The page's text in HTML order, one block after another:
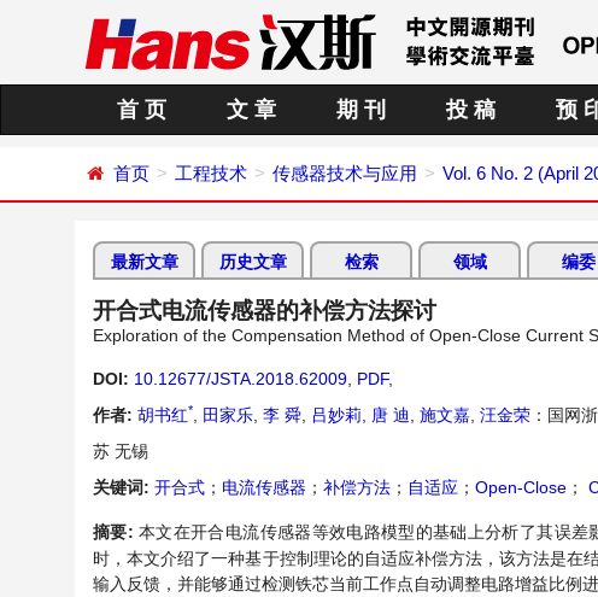
首 页 文 章 期 刊 投 稿 预
首页 工程技术 传感器技术与应用 Vol. 6 No. 2 (April
最新文章 历史文章 检索 领域 编委
开合式电流传感器的补偿方法探讨
Exploration of the Compensation Method of Open-Close Current
DOI: 10.12677/JSTA.2018.62009 PDF,
作者: 胡书红* 田家乐 李 舜 吕妙莉 唐 迪 施文嘉 汪金荣 ：国网
苏 无锡
关键词: 开合式 ； 电流传感器 ； 补偿方法 ； 自适应 ； Open-Close ；
摘要:本文在开合电流传感器等效电路模型的基础上分析了其误
时，本文介绍了一种基于控制理论的自适应补偿方法，该方法是
输入反馈，并能够通过检测铁芯当前工作点自动调整电路增益比例